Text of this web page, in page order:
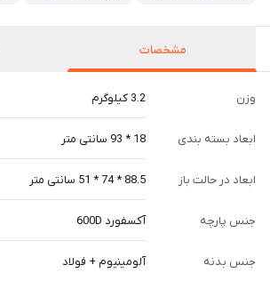
مشخصات
وزن 3.2 کیلوگرم
ابعاد بسته بندی 18 * 93 سانتی متر
ابعاد در حالت باز 88.5 * 74 * 51 سانتی متر
جنس پارچه آکسفورد 600D
جنس بدنه آلومینیوم + فولاد